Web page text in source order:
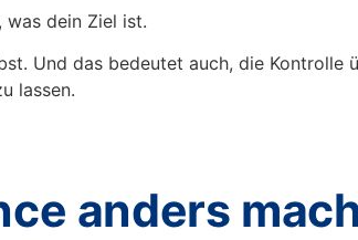
was dein Ziel ist.
Und das bedeutet auch, die Kontrolle
lassen.
anders